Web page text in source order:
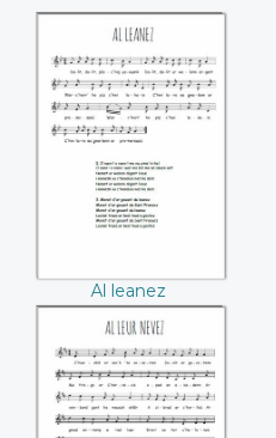
Al leanez
Al leanez
Al leur nevez